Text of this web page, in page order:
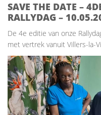
SAVE THE DATE –
RALLYDAG –
De 4e editie van onze
met vertrek vanuit Villers-la-